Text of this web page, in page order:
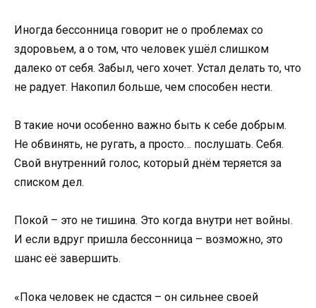
Иногда бессонница говорит не о проблемах со
здоровьем, а о том, что человек ушёл слишком
далеко от себя. Забыл, чего хочет. Устал делать то, что
не радует. Накопил больше, чем способен нести.
В такие ночи особенно важно быть к себе добрым.
Не обвинять, не ругать, а просто… послушать. Себя.
Свой внутренний голос, который днём теряется за
списком дел.
Покой – это не тишина. Это когда внутри нет войны.
И если вдруг пришла бессонница – возможно, это
шанс её завершить.
«Пока человек не сдастся – он сильнее своей